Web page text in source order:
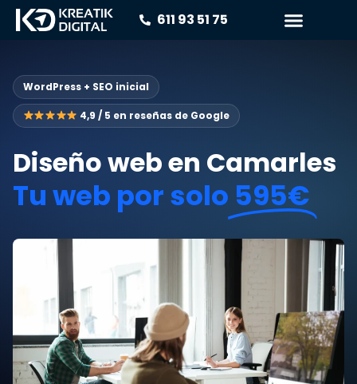
611 93 51 75
WordPress + SEO inicial
4,9 / 5 en reseñas de Google
Diseño web en Camarles
Tu web por solo 595€